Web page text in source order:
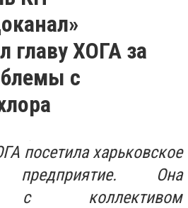
главу ХОГА за
с
посетила харьковское
предприятие. Она
с коллективом